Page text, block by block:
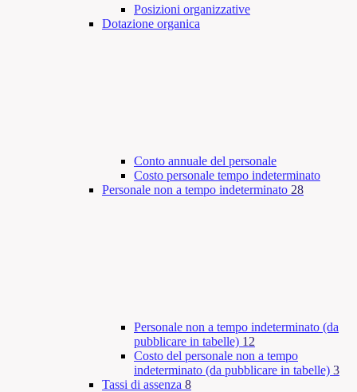
Posizioni organizzative
Dotazione organica
Conto annuale del personale
Costo personale tempo indeterminato
Personale non a tempo indeterminato 28
Personale non a tempo indeterminato (da
pubblicare in tabelle) 12
Costo del personale non a tempo
indeterminato (da pubblicare in tabelle) 3
Tassi di assenza 8